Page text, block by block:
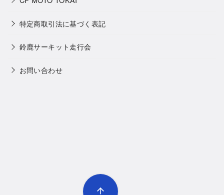
特定商取引法に基づく表記
鈴鹿サーキット走行会
お問い合わせ